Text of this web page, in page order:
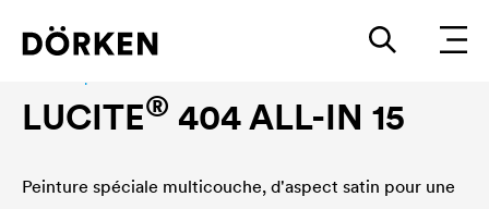
LUCITE® 404 ALL-IN 15
Peinture spéciale multicouche, d'aspect satin pour une